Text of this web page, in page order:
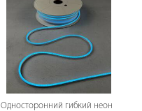
Односторонний гибкий неон